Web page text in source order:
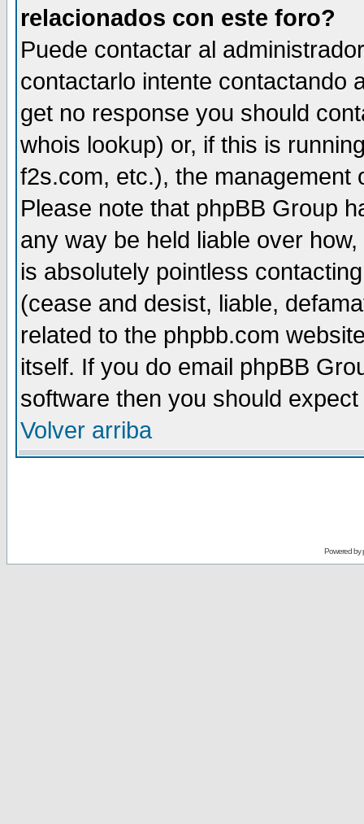
relacionados con este foro?
Puede contactar al
contactarlo intente contactando
get no response you should
whois lookup) or, if this is
f2s.com, etc.), the management
Please note that phpBB Group
any way be held liable over
is absolutely pointless
(cease and desist, liable,
related to the phpbb.com
itself. If you do email phpBB
software then you should
Volver arriba
Powered by